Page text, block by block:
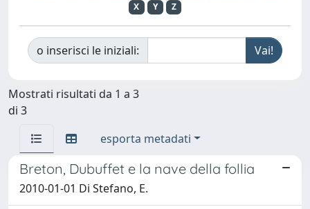
X
Y Z
o inserisci le iniziali:
Mostrati risultati da 1 a 3
di 3
esporta metadati
Breton, Dubuffet e la nave della follia
2010-01-01 Di Stefano, E.